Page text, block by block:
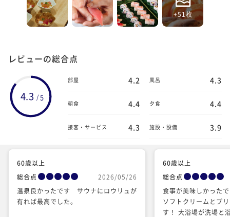
+51枚
レビューの総合点
4.3 /5
部屋 4.2 風呂 4.3
朝食 4.4 夕食 4.4
接客・サービス 4.3 施設・設備 3.9
60歳以上
総合点
2026/05/26
温泉良かったです サウナにロウリュが
有れば最高でした。
60歳以上
総合点
食事が美味しかった
ソフトクリームとプ
す！ 大浴場が洗場と